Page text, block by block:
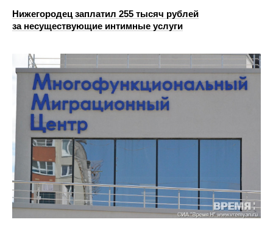
Нижегородец заплатил 255 тысяч рублей
за несуществующие интимные услуги